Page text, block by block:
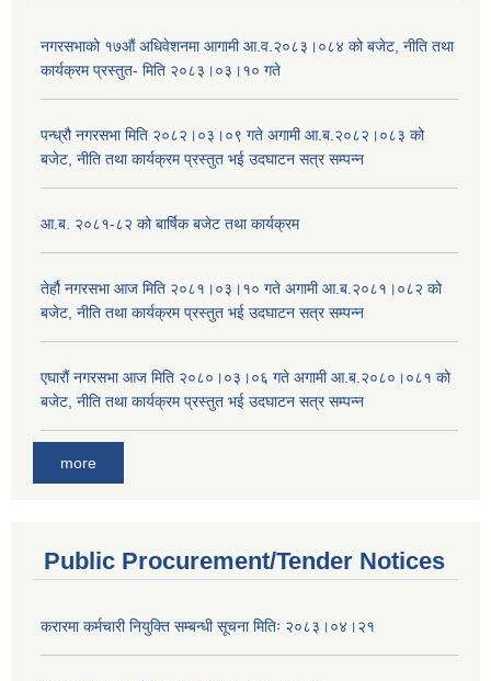
नगरसभाको १७औं अधिवेशनमा आगामी आ.व.२०८३।०८४ को बजेट, नीति तथा
कार्यक्रम प्रस्तुत- मिति २०८३।०३।१० गते
पन्ध्रौ नगरसभा मिति २०८२।०३।०९ गते अगामी आ.ब.२०८२।०८३ को
बजेट, नीति तथा कार्यक्रम प्रस्तुत भई उदघाटन सत्र सम्पन्न
आ.ब. २०८१-८२ को बार्षिक बजेट तथा कार्यक्रम
तेर्हौ नगरसभा आज मिति २०८१।०३।१० गते अगामी आ.ब.२०८१।०८२ को
बजेट, नीति तथा कार्यक्रम प्रस्तुत भई उदघाटन सत्र सम्पन्न
एघारौं नगरसभा आज मिति २०८०।०३।०६ गते अगामी आ.ब.२०८०।०८१ को
बजेट, नीति तथा कार्यक्रम प्रस्तुत भई उदघाटन सत्र सम्पन्न
more
Public Procurement/Tender Notices
करारमा कर्मचारी नियुक्ति सम्बन्धी सूचना मितिः २०८३।०४।२१